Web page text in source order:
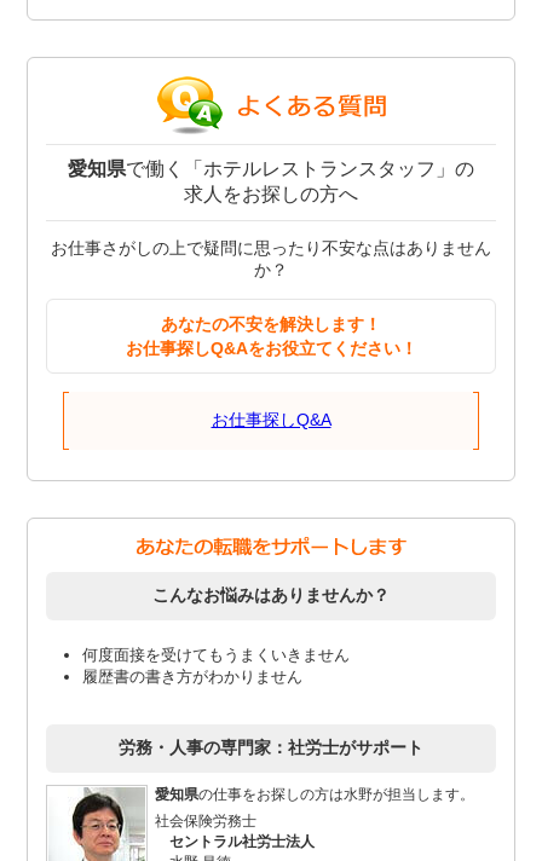
愛知県で働く「ホテルレストランスタッフ」の
求人をお探しの方へ
お仕事さがしの上で疑問に思ったり不安な点はありません
か？
あなたの不安を解決します！
お仕事探しQ&Aをお役立てください！
お仕事探しQ&A
こんなお悩みはありませんか？
何度面接を受けてもうまくいきません
履歴書の書き方がわかりません
労務・人事の専門家：社労士がサポート
愛知県の仕事をお探しの方は水野が担当します。
社会保険労務士
セントラル社労士法人